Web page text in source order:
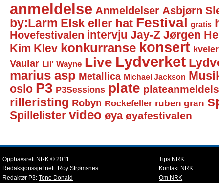
anmeldelse Anmeldelser Asbjørn
by:Larm Elsk eller hat Festival gratis
Hovefestivalen intervju Jay-Z Jørgen
Kim Klev konkurranse konsert
Vaular Lil' Wayne Live Lydverket
marius asp Metallica Michael Jackson
oslo P3 P3Sessions plate
rilleristing Robyn Rockefeller ruben gran
Spillelister video øya øyafestivalen
Opphavsrett NRK © 2011
Redaksjonssjef nett: Roy Strømsnes
Redaktør P3: Tone Donald
Tips NRK
Kontakt NRK
Om NRK